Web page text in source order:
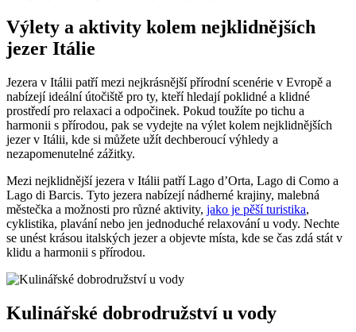
Výlety a aktivity kolem nejklidnějších
jezer Itálie
Jezera v Itálii patří mezi nejkrásnější přírodní scenérie v Evropě a
nabízejí ideální útočiště pro ty, kteří hledají poklidné a klidné
prostředí pro relaxaci a odpočinek. Pokud toužíte po tichu a
harmonii s přírodou, pak se vydejte na výlet kolem nejklidnějších
jezer v Itálii, kde si můžete užít dechberoucí výhledy a
nezapomenutelné zážitky.
Mezi nejklidnější jezera v Itálii patří Lago d’Orta, Lago di Como a
Lago di Barcis. Tyto jezera nabízejí nádherné krajiny, malebná
městečka a možnosti pro různé aktivity, jako je pěší turistika,
cyklistika, plavání nebo jen jednoduché relaxování u vody. Nechte
se unést krásou italských jezer a objevte místa, kde se čas zdá stát v
klidu a harmonii s přírodou.
Kulinářské dobrodružství u vody